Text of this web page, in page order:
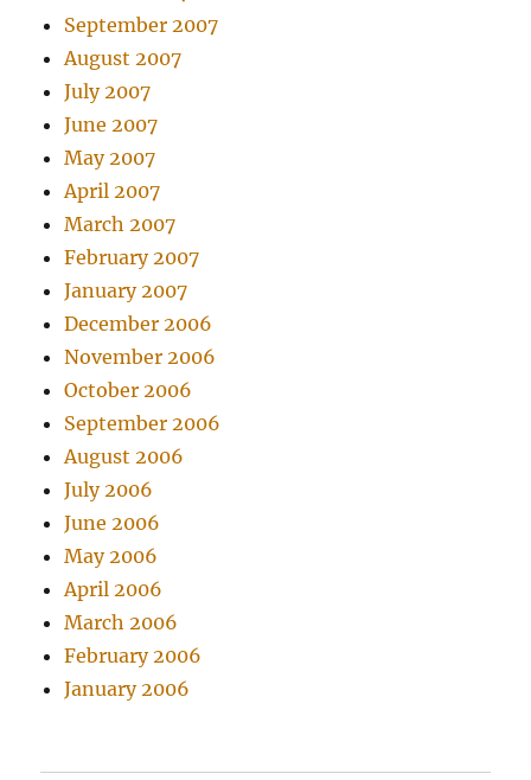
September 2007
August 2007
July 2007
June 2007
May 2007
April 2007
March 2007
February 2007
January 2007
December 2006
November 2006
October 2006
September 2006
August 2006
July 2006
June 2006
May 2006
April 2006
March 2006
February 2006
January 2006